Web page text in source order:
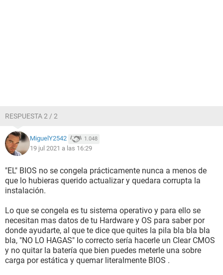
RESPUESTA 2 / 2
MiguelY2542 1.048
19 jul 2021 a las 16:29
"EL" BIOS no se congela prácticamente nunca a menos de
que lo hubieras querido actualizar y quedara corrupta la
instalación.
Lo que se congela es tu sistema operativo y para ello se
necesitan mas datos de tu Hardware y OS para saber por
donde ayudarte, al que te dice que quites la pila bla bla bla
bla, "NO LO HAGAS" lo correcto sería hacerle un Clear CMOS
y no quitar la batería que bien puedes meterle una sobre
carga por estática y quemar literalmente BIOS .